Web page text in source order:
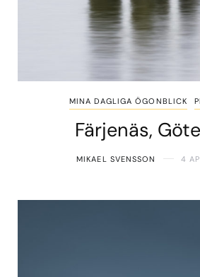
MINA DAGLIGA ÖGONBLICK
Färjenäs,
MIKAEL SVENSSON 4